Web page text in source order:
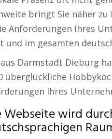
bringt Sie näher
Anforderungen Ihres
und im gesamten
aus Darmstadt Dieburg
überglückliche
Ihres
Webseite wird